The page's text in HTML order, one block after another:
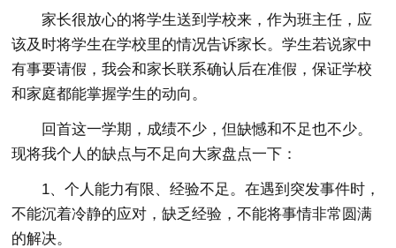
家长很放心的将学生送到学校来，作为班主任，应
该及时将学生在学校里的情况告诉家长。学生若说家中
有事要请假，我会和家长联系确认后在准假，保证学校
和家庭都能掌握学生的动向。
回首这一学期，成绩不少，但缺憾和不足也不少。
现将我个人的缺点与不足向大家盘点一下：
1、个人能力有限、经验不足。在遇到突发事件时，
不能沉着冷静的应对，缺乏经验，不能将事情非常圆满
的解决。